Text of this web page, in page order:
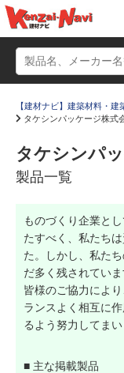
かたなび
すまいリング
Q＆A
お気に入り
【建材ナビ】建築材料・
タケシンパッケージ株式
タケシンパ
製品一覧
ものづくり企業と
たすべく、私たち
た。しかし、私た
だ多く残されてい
皆様のご協力によ
ランスよく相互に
るよう努力してまい
■ 主な掲載製品